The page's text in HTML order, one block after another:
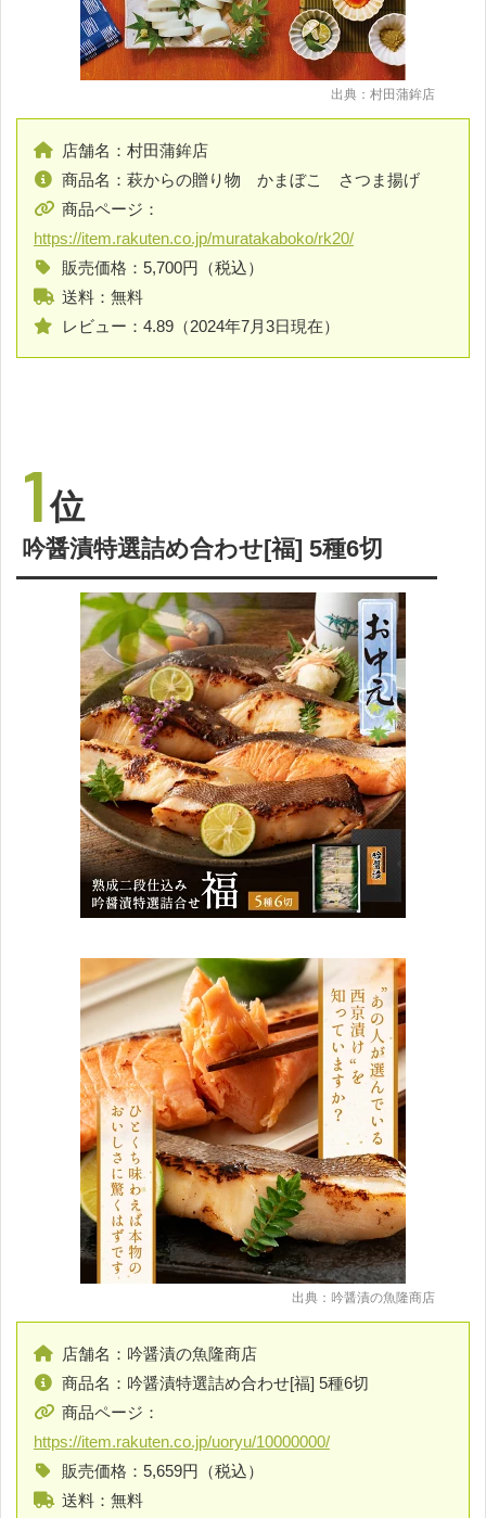
出典：村田蒲鉾店
店舗名：村田蒲鉾店
商品名：萩からの贈り物 かまぼこ さつま揚げ
商品ページ：
https://item.rakuten.co.jp/muratakaboko/rk20/
販売価格：5,700円（税込）
送料：無料
レビュー：4.89（2024年7月3日現在）
1位
吟醤漬特選詰め合わせ[福] 5種6切
出典：吟醤漬の魚隆商店
店舗名：吟醤漬の魚隆商店
商品名：吟醤漬特選詰め合わせ[福] 5種6切
商品ページ：
https://item.rakuten.co.jp/uoryu/10000000/
販売価格：5,659円（税込）
送料：無料